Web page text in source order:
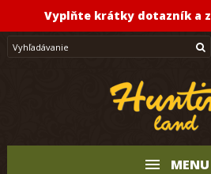
Vyplňte krátky dotazník a
MENU